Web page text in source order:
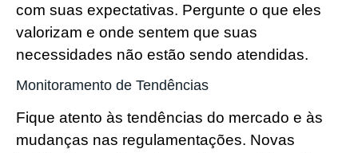
com suas expectativas. Pergunte o que eles
valorizam e onde sentem que suas
necessidades não estão sendo atendidas.
Monitoramento de Tendências
Fique atento às tendências do mercado e às
mudanças nas regulamentações. Novas